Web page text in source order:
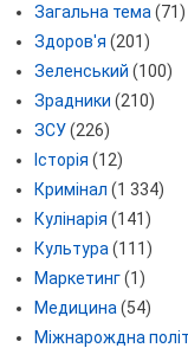
Загальна тема (71)
Здоров'я (201)
Зеленський (100)
Зрадники (210)
ЗСУ(226)
Історія (12)
Кримінал (1 334)
Кулінарія (141)
Культура (111)
Маркетинг(1)
Медицина (54)
Міжнарождна